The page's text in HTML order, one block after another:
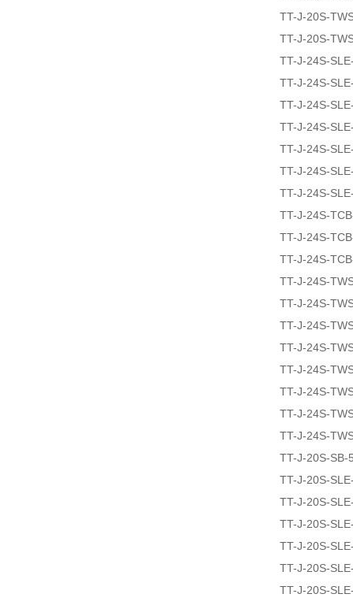
TT-J-20S-
TT-J-20S-
TT-J-24S-
TT-J-24S-
TT-J-24S-
TT-J-24S-
TT-J-24S-
TT-J-24S-
TT-J-24S-
TT-J-24S-
TT-J-24S-
TT-J-24S-
TT-J-24S-
TT-J-24S-
TT-J-24S-
TT-J-24S-
TT-J-24S-
TT-J-24S-
TT-J-24S-
TT-J-24S-
TT-J-20S-SB-
TT-J-20S-
TT-J-20S-
TT-J-20S-
TT-J-20S-
TT-J-20S-
TT-J-20S-